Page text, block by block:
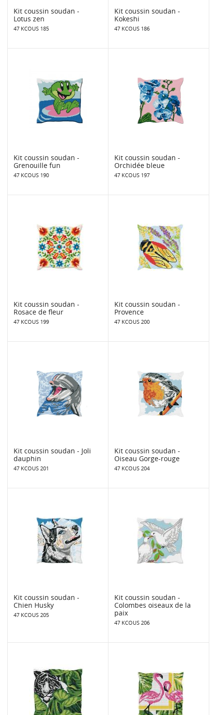
Kit coussin soudan -
Lotus zen
47 KCOUS 185
Kit coussin soudan -
Kokeshi
47 KCOUS 186
Kit coussin soudan -
Grenouille fun
47 KCOUS 190
Kit coussin soudan -
Orchidée bleue
47 KCOUS 197
Kit coussin soudan -
Rosace de fleur
47 KCOUS 199
Kit coussin soudan -
Provence
47 KCOUS 200
Kit coussin soudan - Joli
dauphin
47 KCOUS 201
Kit coussin soudan -
Oiseau Gorge-rouge
47 KCOUS 204
Kit coussin soudan -
Chien Husky
47 KCOUS 205
Kit coussin soudan -
Colombes oiseaux de la
paix
47 KCOUS 206